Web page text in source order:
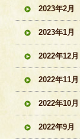
2023年2月
2023年1月
2022年12月
2022年11月
2022年10月
2022年9月